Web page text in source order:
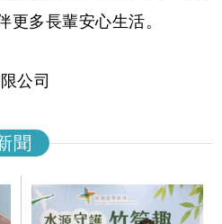
更多長輩安心生活。
公司
聞